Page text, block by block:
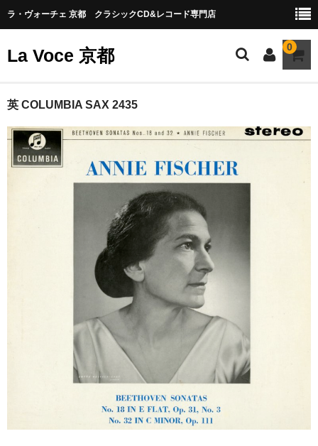
ラ・ヴォーチェ 京都 クラシックCD&レコード専門店
La Voce 京都 0
CATALOG LP
New arrival
交響曲・管弦楽曲
CD&BOOK
英 COLUMBIA SAX 2435